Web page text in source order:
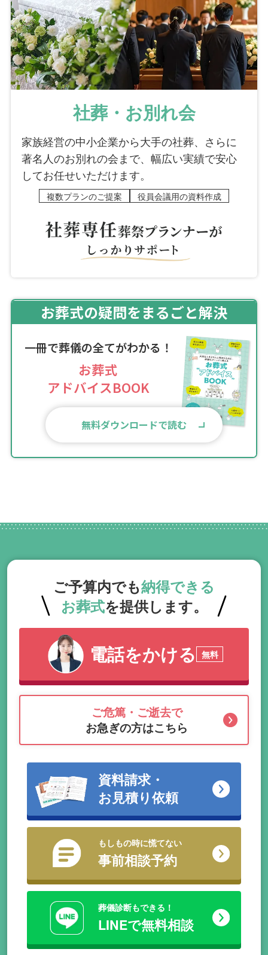
社葬・お別れ会
家族経営の中小企業から大手の社葬、さらに
著名人のお別れの会まで、幅広い実績で安心
してお任せいただけます。
複数プランのご提案 役員会議用の資料作成
お葬式の疑問をまるごと解決
一冊で葬儀の全てがわかる！
お葬式
アドバイスBOOK
無料ダウンロードで読む
ご予算内でも納得できる
お葬式を提供します。
電話をかける 無料
ご危篤・ご逝去で
お急ぎの方はこちら
資料請求・
お見積り依頼
もしもの時に慌てない
事前相談予約
葬儀診断もできる！
LINEで無料相談